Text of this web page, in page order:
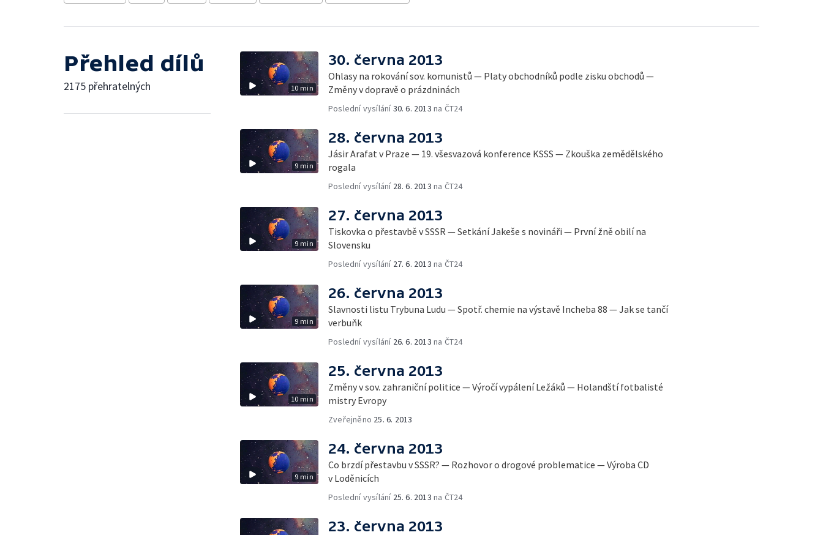
Přehled dílů
2175 přehratelných 10 min
30. června 2013
Ohlasy na rokování sov. komunistů — Platy obchodníků podle zisku obchodů —
Změny v dopravě o prázdninách
Poslední vysílání30. 6. 2013 na ČT24
9 min
28. června 2013
Jásir Arafat v Praze — 19. všesvazová konference KSSS — Zkouška zemědělského
rogala
Poslední vysílání 28. 6. 2013 na ČT24
9 min
27. června 2013
Tiskovka o přestavbě v SSSR — Setkání Jakeše s novináři — První žně obilí na
Slovensku
Poslední vysílání 27. 6. 2013 na ČT24
9 min
26. června 2013
Slavnosti listu Trybuna Ludu — Spotř. chemie na výstavě Incheba 88 — Jak se tančí
verbuňk
Poslední vysílání 26. 6. 2013 na ČT24
10 min
25. června 2013
Změny v sov. zahraniční politice — Výročí vypálení Ležáků — Holandští fotbalisté
mistry Evropy
Zveřejněno 25. 6. 2013
9 min
24. června 2013
Co brzdí přestavbu v SSSR? — Rozhovor o drogové problematice — Výroba CD
v Loděnicích
Poslední vysílání 25. 6. 2013 na ČT24
23. června 2013